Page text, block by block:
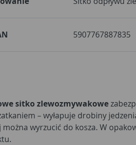
5907767887835
sitko zlewozmywakowe
– wyłapuje drobiny
można wyrzucić do kosza. W